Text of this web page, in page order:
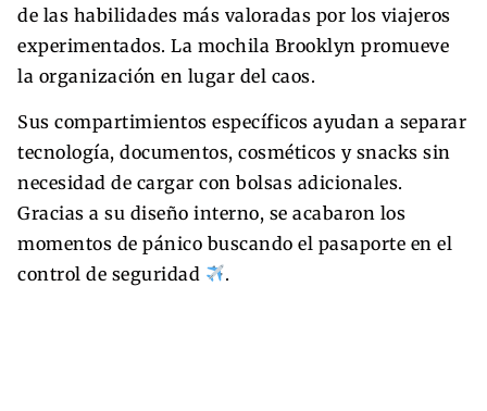
de las habilidades más valoradas por los viajeros
experimentados. La mochila Brooklyn promueve
la organización en lugar del caos.
Sus compartimientos específicos ayudan a separar
tecnología, documentos, cosméticos y snacks sin
necesidad de cargar con bolsas adicionales.
Gracias a su diseño interno, se acabaron los
momentos de pánico buscando el pasaporte en el
control de seguridad
.